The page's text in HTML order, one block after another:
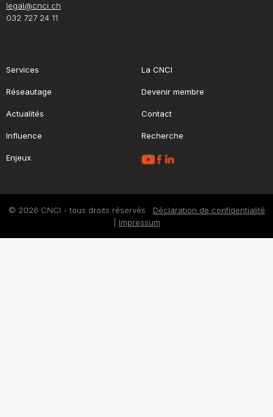
legal@cnci.ch
032 727 24 11
Services
Réseautage
Actualités
Influence
Enjeux
La CNCI
Devenir membre
Contact
Recherche
© 2026 CNCI - tous droits réservés Déclaration de confidentialité
Impressum